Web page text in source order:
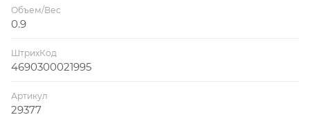
Объем/Вес
0.9
ШтрихКод
4690300021995
Артикул
29377